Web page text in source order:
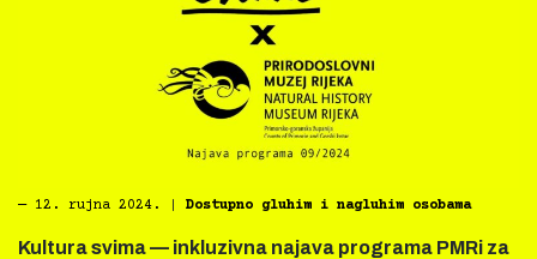
― 12. rujna 2024. Dostupno gluhim i nagluhim osobama
Kultura svima — inkluzivna najava programa PMRi za